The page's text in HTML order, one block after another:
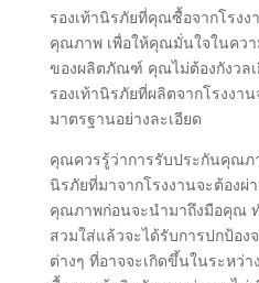
รองเท้านิรภัยแบบส่งตรงจากโ
จะซื้อในร้านค้า คุณสามารถป
เมื่อเลือกซื้อในปริมาณมาก ซึ่ง
คุณได้อย่างดี ทั้งยังมีหลากหลา
การรับประกันคุณภาพ
รองเท้านิรภัยที่คุณซื้อจากโรงง
คุณภาพ เพื่อให้คุณมั่นใจในคว
ของผลิตภัณฑ์ คุณไม่ต้องกังวลเ
รองเท้านิรภัยที่ผลิตจากโรงงา
มาตรฐานอย่างละเอียด